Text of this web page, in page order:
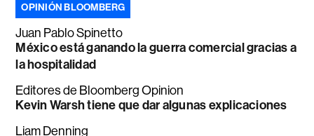
OPINIÓN BLOOMBERG
Juan Pablo Spinetto
México está ganando la guerra comercial gracias a
la hospitalidad
Editores de Bloomberg Opinion
Kevin Warsh tiene que dar algunas explicaciones
Liam Denning